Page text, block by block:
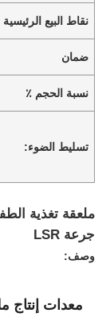
نقاط البيع الرئيسية
ضمان
نسبة الحجم ٪
تسليط الضوء:
ملعقة تغذية
جرعة LSR
وصف:
معدات إنتاج